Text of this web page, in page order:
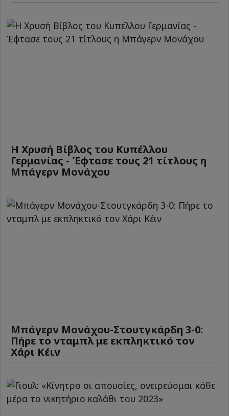
Η Χρυσή Βίβλος του Κυπέλλου
Γερμανίας - Έφτασε τους 21 τίτλους η
Μπάγερν Μονάχου
Μπάγερν Μονάχου-Στουτγκάρδη 3-0:
Πήρε το νταμπλ με εκπληκτικό τον
Χάρι Κέιν